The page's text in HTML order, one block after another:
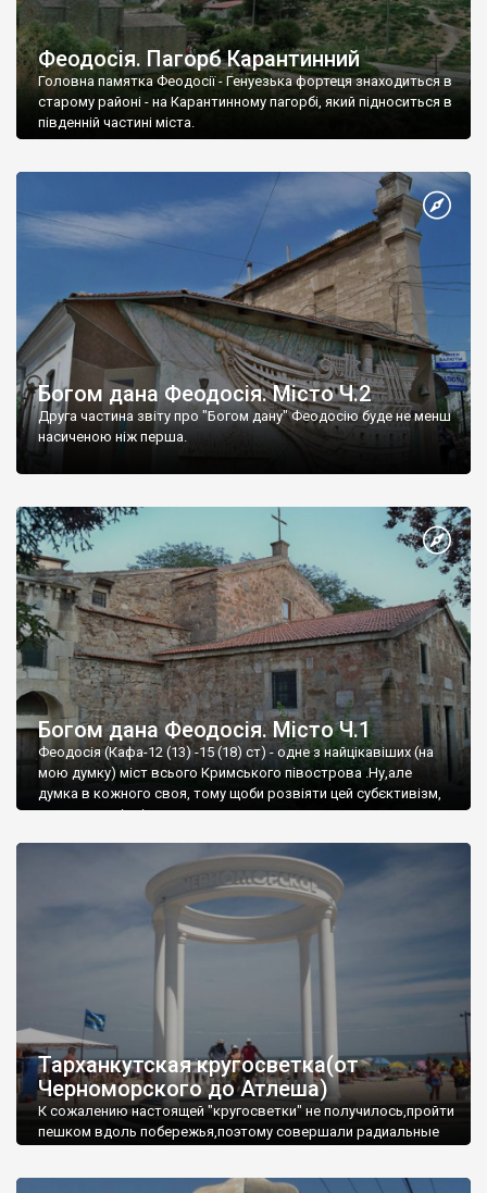
Феодосія. Пагорб Карантинний
Головна памятка Феодосії - Генуезька фортеця знаходиться в
старому районі - на Карантинному пагорбі, який підноситься в
південній частині міста.
Богом дана Феодосія. Місто Ч.2
Друга частина звіту про "Богом дану" Феодосію буде не менш
насиченою ніж перша.
Богом дана Феодосія. Місто Ч.1
Феодосія (Кафа-12 (13) -15 (18) ст) - одне з найцікавіших (на
мою думку) міст всього Кримського півострова .Ну,але
думка в кожного своя, тому щоби розвіяти цей субєктивізм,
запрошую відвідати це
Тарханкутская кругосветка(от
Черноморского до Атлеша)
К сожалению настоящей "кругосветки" не получилось,пройти
пешком вдоль побережья,поэтому совершали радиальные